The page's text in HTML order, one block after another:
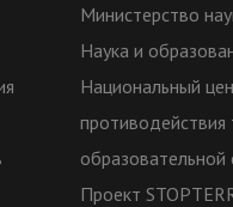
Министерство
Наука и
Национальный
противодействия
Проект